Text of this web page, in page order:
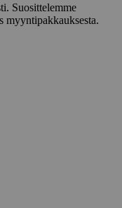
Suosittelemme
myyntipakkauksesta.